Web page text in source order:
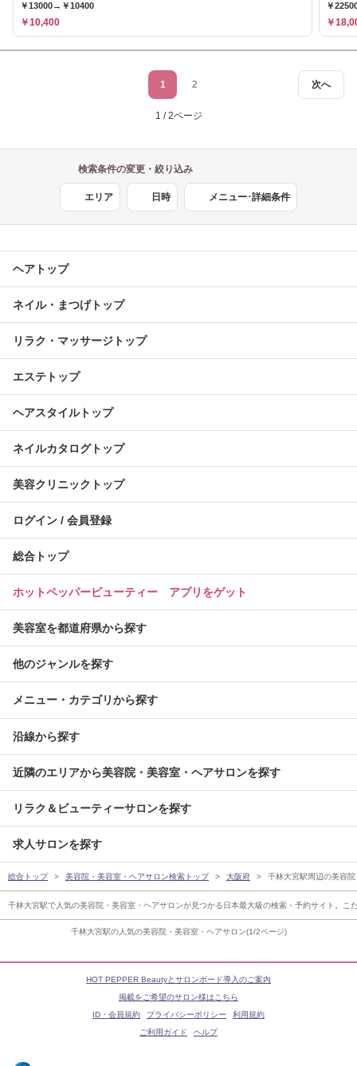
千林大宮駅の人気の美容院・美容室・ヘアサロン(1/2ページ)
￥13000→￥10400
￥10,400
￥
￥
次へ
1 2
1 / 2ページ
検索条件の変更・絞り込み
エリア 日時 メニュー･詳細条件
ヘアトップ
ネイル・まつげトップ
リラク・マッサージトップ
エステトップ
ヘアスタイルトップ
ネイルカタログトップ
美容クリニックトップ
ログイン / 会員登録
総合トップ
ホットペッパービューティー アプリをゲット
美容室を都道府県から探す
他のジャンルを探す
メニュー・カテゴリから探す
沿線から探す
近隣のエリアから美容院・美容室・ヘアサロンを探す
リラク＆ビューティーサロンを探す
求人サロンを探す
総合トップ 美容院・美容室・ヘアサロン検索トップ 大阪府 千林大宮駅周辺の美容
千林大宮駅で人気の美容院・美容室・ヘアサロンが見つかる日本最大級の検索・予約サイト。
HOT PEPPER Beautyとサロンボード導入のご案内
掲載をご希望のサロン様はこちら
ID・会員規約
プライバシーポリシー
利用規約
ご利用ガイド
ヘルプ